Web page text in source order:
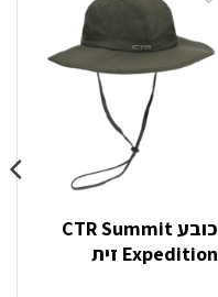
כובע CTR Summit
Expedition זית